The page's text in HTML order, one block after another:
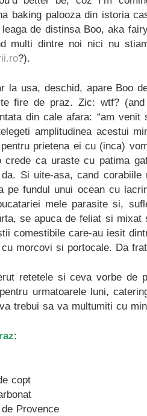
baking palooza din istoria
de distinsa Boo, aka
multi dintre noi nici nu
?).
la usa, deschid, apare Boo
fire de praz. Zic: wtf?
din cale afara: “am venit
amplitudinea acestui
prietena ei cu (inca)
crede ca uraste cu patima
Si uite-asa, cand
pe fundul unui ocean cu
mele parasite si,
se apuca de feliat si mixat
comestibile care-au iesit
morcovi si portocale. Da
retetele si ceva vorbe de
urmatoarele luni,
trebui sa va multumiti cu
:
copt
Provence